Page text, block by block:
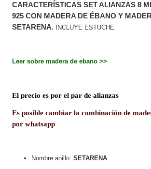
CARACTERÍSTICAS SET ALIANZAS 8
925 CON MADERA DE ÉBANO Y
SETARENA. INCLUYE ESTUCHE
Leer sobre madera de ebano >>
El precio es por el par de alianzas
Es posible cambiar la combinación de
por whatsapp
Nombre anillo: SETARENA